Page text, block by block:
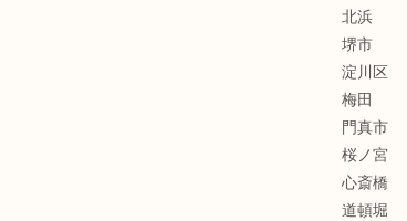
北浜
堺市
淀川区
梅田
門真市
桜ノ宮
心斎橋
道頓堀